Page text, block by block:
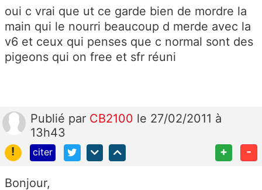
oui c vrai que ut ce garde bien de mordre la
main qui le nourri beaucoup d merde avec la
v6 et ceux qui penses que c normal sont des
pigeons qui on free et sfr réuni
Publié par CB2100 le 27/02/2011 à
13h43
!
citer + -
Bonjour,